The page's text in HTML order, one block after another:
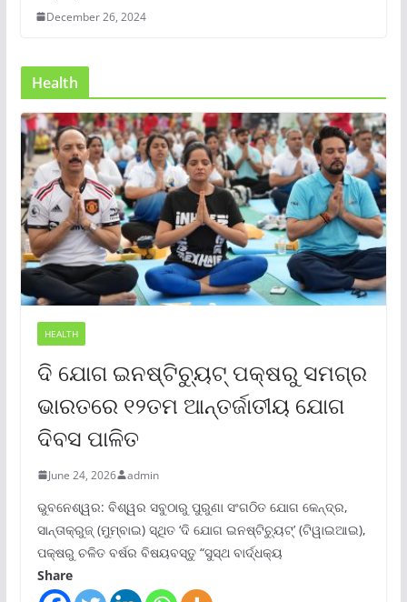
December 26, 2024
Health
HEALTH
ଦି ଯୋଗ ଇନଷ୍ଟିଚ୍ୟୁଟ୍ ପକ୍ଷରୁ ସମଗ୍ର
ଭାରତରେ ୧୨ତମ ଆନ୍ତର୍ଜାତୀୟ ଯୋଗ
ଦିବସ ପାଳିତ
June 24, 2026 admin
ଭୁବନେଶ୍ୱର: ବିଶ୍ୱର ସବୁଠାରୁ ପୁରୁଣା ସଂଗଠିତ ଯୋଗ କେନ୍ଦ୍ର,
ସାନ୍ତାକ୍ରୁଜ୍ (ମୁମ୍ବାଇ) ସ୍ଥିତ ‘ଦି ଯୋଗ ଇନଷ୍ଟିଚ୍ୟୁଟ୍‌’ (ଟିୱାଇଆଇ),
ପକ୍ଷରୁ ଚଳିତ ବର୍ଷର ବିଷୟବସ୍ତୁ “ସୁସ୍ଥ ବାର୍ଦ୍ଧକ୍ୟ
Share